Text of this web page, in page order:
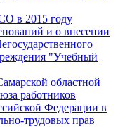
в 2015 году
и о внесении
"Учебный
областной
работников
Федерации в
трудовых прав